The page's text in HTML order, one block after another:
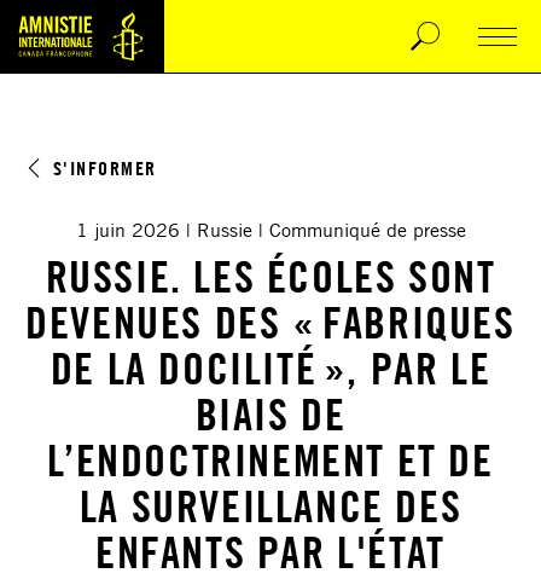
S'INFORMER
1 juin 2026 Russie Communiqué de presse
RUSSIE. LES ÉCOLES SONT
DEVENUES DES « FABRIQUES
DE LA DOCILITÉ », PAR LE
BIAIS DE
L’ENDOCTRINEMENT ET DE
LA SURVEILLANCE DES
ENFANTS PAR L'ÉTAT